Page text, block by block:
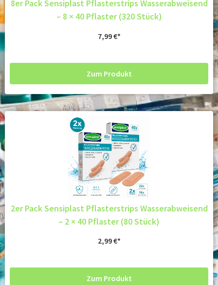
8er Pack Sensiplast Pflasterstrips Wasserabweisend
– 8 × 40 Pflaster (320 Stück)
7,99€
Zum Produkt
2er Pack Sensiplast Pflasterstrips Wasserabweisend
– 2 × 40 Pflaster (80 Stück)
2,99€
Zum Produkt